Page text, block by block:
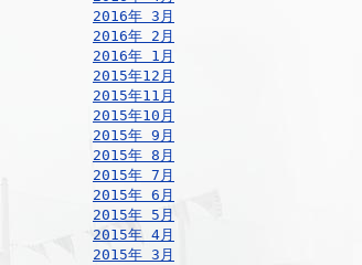
2016年 3月
2016年 2月
2016年 1月
2015年12月
2015年11月
2015年10月
2015年 9月
2015年 8月
2015年 7月
2015年 6月
2015年 5月
2015年 4月
2015年 3月